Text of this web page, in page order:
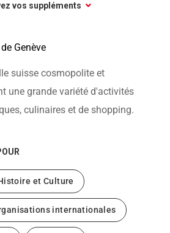
vos suppléments
Genève
suisse cosmopolite et
une grande variété d'activités
culinaires et de shopping.
et Culture
internationales